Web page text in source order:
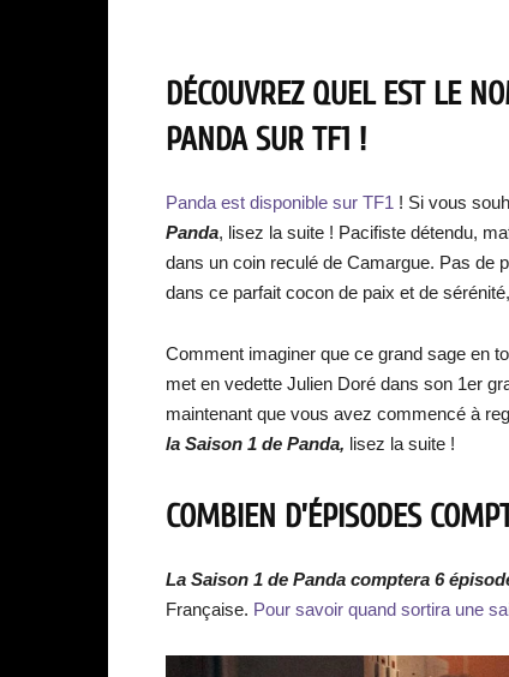
DÉCOUVREZ QUEL EST LE
PANDA SUR TF1 !
Panda est disponible sur TF1 ! Si vous
Panda, lisez la suite ! Pacifiste détendu,
dans un coin reculé de Camargue. Pas de
dans ce parfait cocon de paix et de
Comment imaginer que ce grand sage en
met en vedette Julien Doré dans son 1er
maintenant que vous avez commencé à
la Saison 1 de Panda, lisez la suite !
COMBIEN D’ÉPISODES
La Saison 1 de Panda comptera 6
Française. Pour savoir quand sortira une